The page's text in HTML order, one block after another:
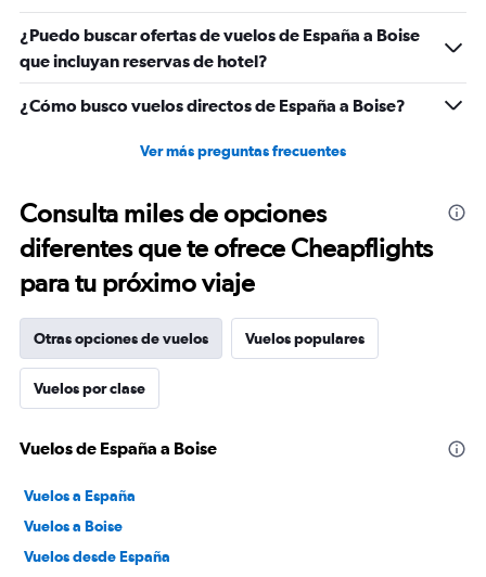
¿Puedo buscar ofertas de vuelos de España a Boise
que incluyan reservas de hotel?
¿Cómo busco vuelos directos de España a Boise?
Ver más preguntas frecuentes
Consulta miles de opciones
diferentes que te ofrece Cheapflights
para tu próximo viaje
Otras opciones de vuelos Vuelos populares
Vuelos por clase
Vuelos de España a Boise
Vuelos a España
Vuelos a Boise
Vuelos desde España